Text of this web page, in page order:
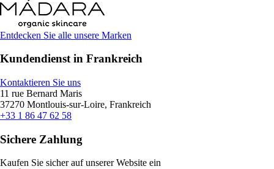
Entdecken Sie alle unsere Marken
Kundendienst in Frankreich
Kontaktieren Sie uns
11 rue Bernard Maris
37270 Montlouis-sur-Loire, Frankreich
+33 1 86 47 62 58
Sichere Zahlung
Kaufen Sie sicher auf unserer Website ein